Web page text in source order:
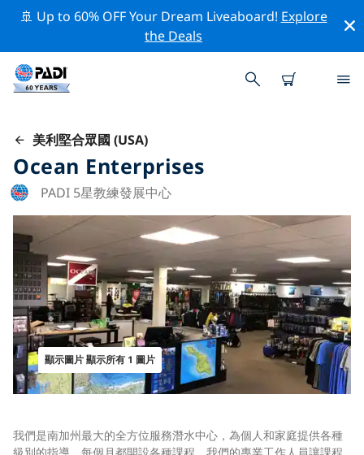
🚢 Up to 60% OFF Your Dream Liveaboard! Explore
the Deals
美利堅合眾國 (USA)
Ocean Enterprises
PADI 5星教練發展中心
顯示圖片 顯示所有 1 圖片
我們是南加州最大的全方位服務潛水中心，為個人和家庭提供各種